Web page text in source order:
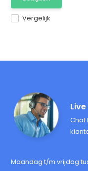
Vergelijk
Chat
Maandag t/m vrijdag